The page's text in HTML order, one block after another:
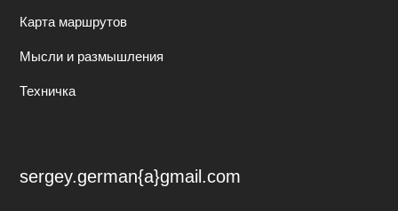
Карта маршрутов
Мысли и размышления
Техничка
sergey.german{a}gmail.com